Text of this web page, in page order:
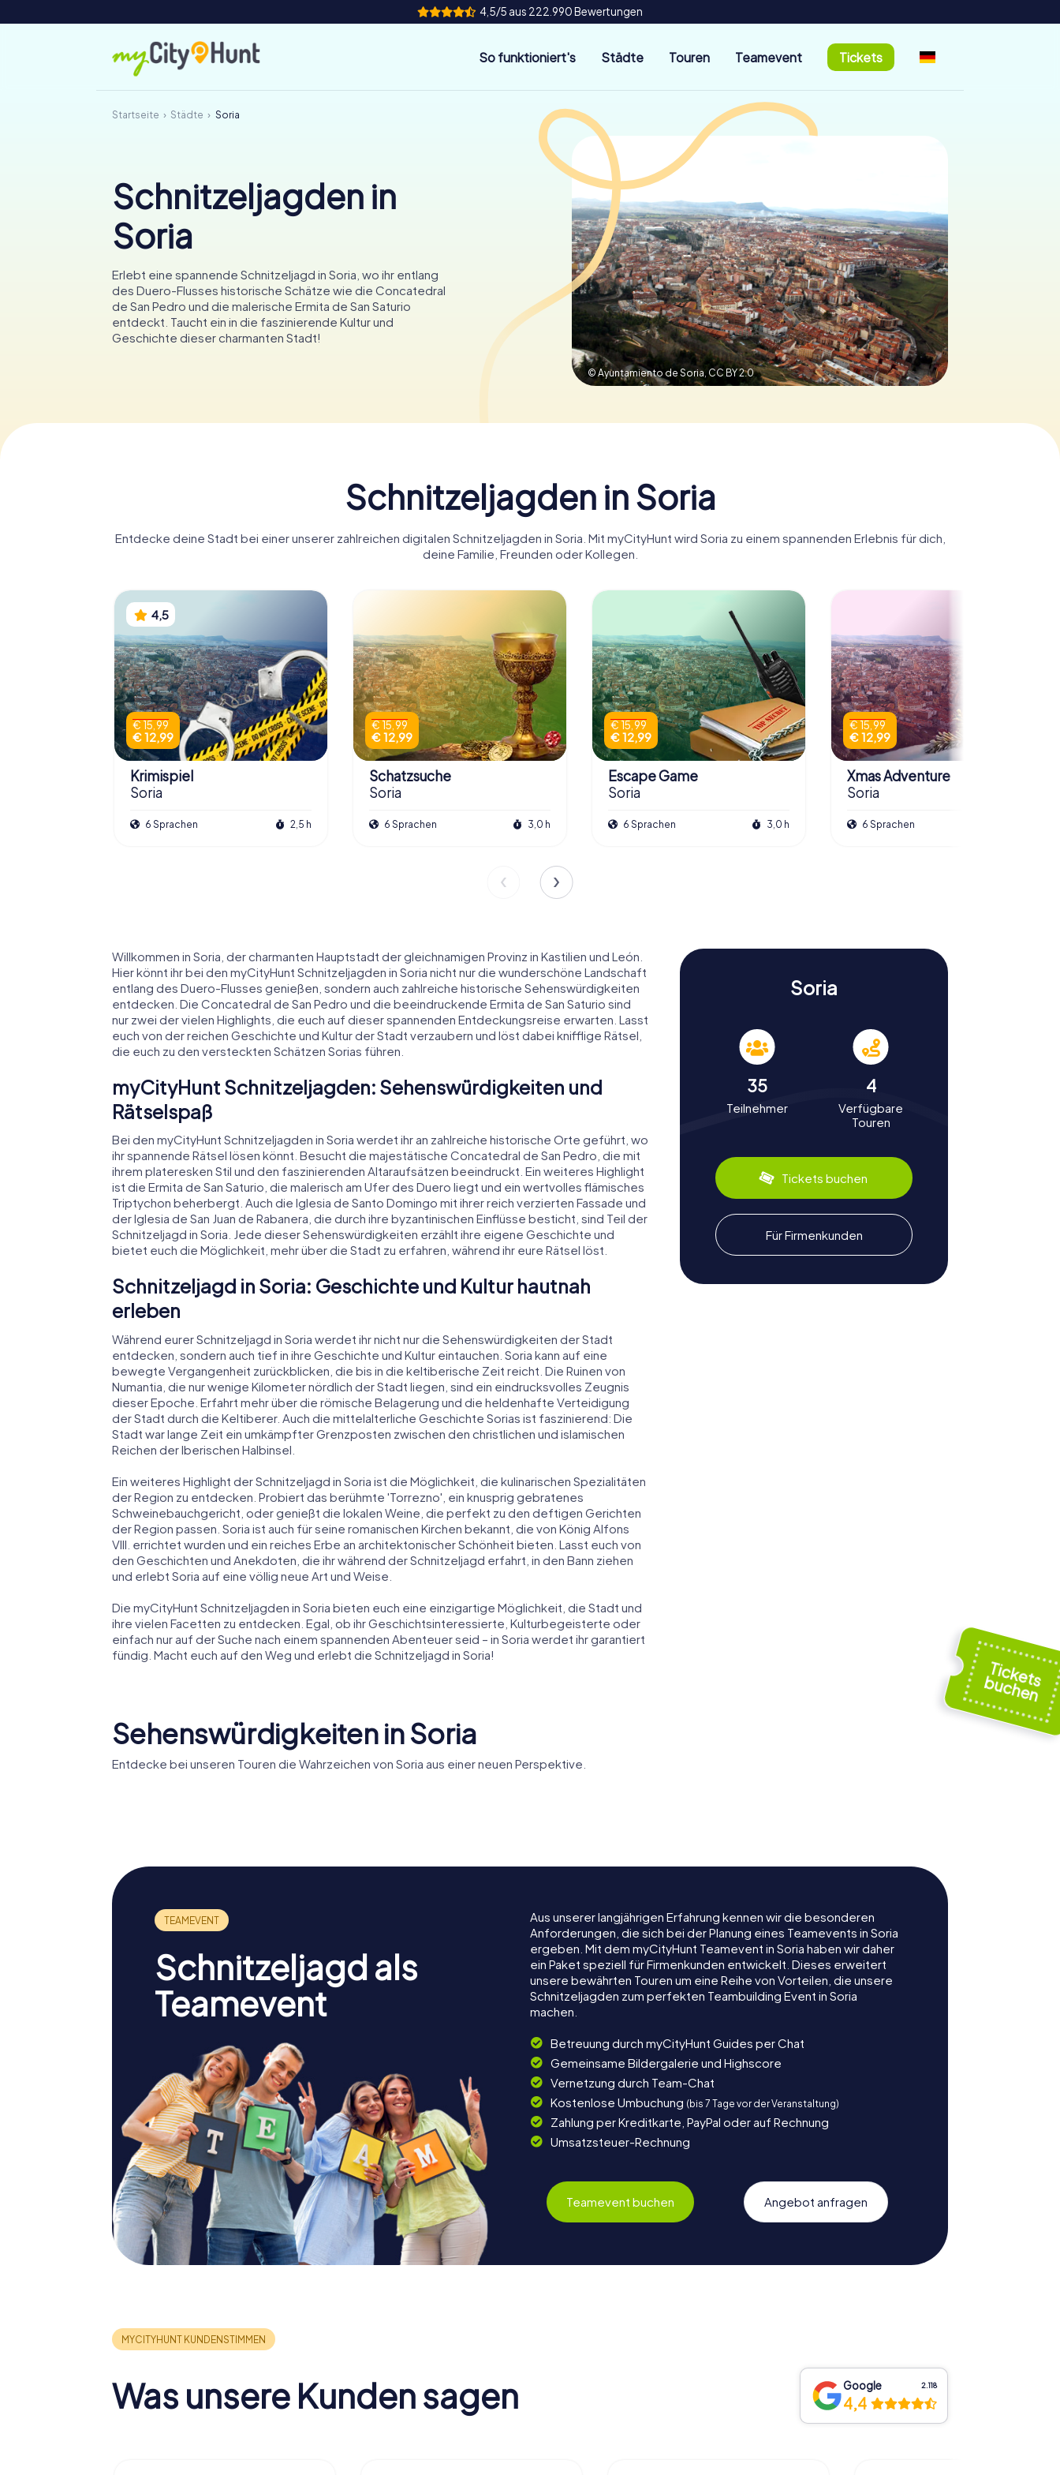
4,5/5 aus 222.990 Bewertungen
So funktioniert's Städte Touren Teamevent Tickets
Startseite Städte Soria
Schnitzeljagden in
Soria
Erlebt eine spannende Schnitzeljagd in Soria, wo ihr entlang
des Duero-Flusses historische Schätze wie die Concatedral
de San Pedro und die malerische Ermita de San Saturio
entdeckt. Taucht ein in die faszinierende Kultur und
Geschichte dieser charmanten Stadt!
© Ayuntamiento de Soria,CC BY 2.0
Schnitzeljagden in Soria
Entdecke deine Stadt bei einer unserer zahlreichen digitalen Schnitzeljagden in Soria. Mit myCityHunt wird Soria zu einem spannenden Erlebnis für dich,
deine Familie, Freunden oder Kollegen.
4,5
€ 15,99
€ 12,99
Krimispiel
Soria
6 Sprachen 2,5 h
€ 15,99
€ 12,99
Schatzsuche
Soria
6 Sprachen 3,0 h
€ 15,99
€ 12,99
Escape Game
Soria
6 Sprachen 3,0 h
€ 15,99
€ 12,99
Xmas Adventure
Soria
6 Sprachen
Willkommen in Soria, der charmanten Hauptstadt der gleichnamigen Provinz in Kastilien und León.
Hier könnt ihr bei den myCityHunt Schnitzeljagden in Soria nicht nur die wunderschöne Landschaft
entlang des Duero-Flusses genießen, sondern auch zahlreiche historische Sehenswürdigkeiten
entdecken. Die Concatedral de San Pedro und die beeindruckende Ermita de San Saturio sind
nur zwei der vielen Highlights, die euch auf dieser spannenden Entdeckungsreise erwarten. Lasst
euch von der reichen Geschichte und Kultur der Stadt verzaubern und löst dabei knifflige Rätsel,
die euch zu den versteckten Schätzen Sorias führen.
myCityHunt Schnitzeljagden: Sehenswürdigkeiten und
Rätselspaß
Bei den myCityHunt Schnitzeljagden in Soria werdet ihr an zahlreiche historische Orte geführt, wo
ihr spannende Rätsel lösen könnt. Besucht die majestätische Concatedral de San Pedro, die mit
ihrem plateresken Stil und den faszinierenden Altaraufsätzen beeindruckt. Ein weiteres Highlight
ist die Ermita de San Saturio, die malerisch am Ufer des Duero liegt und ein wertvolles flämisches
Triptychon beherbergt. Auch die Iglesia de Santo Domingo mit ihrer reich verzierten Fassade und
der Iglesia de San Juan de Rabanera, die durch ihre byzantinischen Einflüsse besticht, sind Teil der
Schnitzeljagd in Soria. Jede dieser Sehenswürdigkeiten erzählt ihre eigene Geschichte und
bietet euch die Möglichkeit, mehr über die Stadt zu erfahren, während ihr eure Rätsel löst.
Schnitzeljagd in Soria: Geschichte und Kultur hautnah
erleben
Während eurer Schnitzeljagd in Soria werdet ihr nicht nur die Sehenswürdigkeiten der Stadt
entdecken, sondern auch tief in ihre Geschichte und Kultur eintauchen. Soria kann auf eine
bewegte Vergangenheit zurückblicken, die bis in die keltiberische Zeit reicht. Die Ruinen von
Numantia, die nur wenige Kilometer nördlich der Stadt liegen, sind ein eindrucksvolles Zeugnis
dieser Epoche. Erfahrt mehr über die römische Belagerung und die heldenhafte Verteidigung
der Stadt durch die Keltiberer. Auch die mittelalterliche Geschichte Sorias ist faszinierend: Die
Stadt war lange Zeit ein umkämpfter Grenzposten zwischen den christlichen und islamischen
Reichen der Iberischen Halbinsel.
Ein weiteres Highlight der Schnitzeljagd in Soria ist die Möglichkeit, die kulinarischen Spezialitäten
der Region zu entdecken. Probiert das berühmte 'Torrezno', ein knusprig gebratenes
Schweinebauchgericht, oder genießt die lokalen Weine, die perfekt zu den deftigen Gerichten
der Region passen. Soria ist auch für seine romanischen Kirchen bekannt, die von König Alfons
VIII. errichtet wurden und ein reiches Erbe an architektonischer Schönheit bieten. Lasst euch von
den Geschichten und Anekdoten, die ihr während der Schnitzeljagd erfahrt, in den Bann ziehen
und erlebt Soria auf eine völlig neue Art und Weise.
Die myCityHunt Schnitzeljagden in Soria bieten euch eine einzigartige Möglichkeit, die Stadt und
ihre vielen Facetten zu entdecken. Egal, ob ihr Geschichtsinteressierte, Kulturbegeisterte oder
einfach nur auf der Suche nach einem spannenden Abenteuer seid – in Soria werdet ihr garantiert
fündig. Macht euch auf den Weg und erlebt die Schnitzeljagd in Soria!
Soria
35
Teilnehmer
4
Verfügbare
Touren
Tickets buchen
Für Firmenkunden
Sehenswürdigkeiten in Soria
Entdecke bei unseren Touren die Wahrzeichen von Soria aus einer neuen Perspektive.
Schnitzeljagd als
Teamevent
Aus unserer langjährigen Erfahrung kennen wir die besonderen
Anforderungen, die sich bei der Planung eines Teamevents in Soria
ergeben. Mit dem myCityHunt Teamevent in Soria haben wir daher
ein Paket speziell für Firmenkunden entwickelt. Dieses erweitert
unsere bewährten Touren um eine Reihe von Vorteilen, die unsere
Schnitzeljagden zum perfekten Teambuilding Event in Soria
machen.
Betreuung durch myCityHunt Guides per Chat
Gemeinsame Bildergalerie und Highscore
Vernetzung durch Team-Chat
Kostenlose Umbuchung (bis 7 Tage vor der Veranstaltung)
Zahlung per Kreditkarte, PayPal oder auf Rechnung
Umsatzsteuer-Rechnung
Teamevent buchen Angebot anfragen
Was unsere Kunden sagen Google 2.118
4,4